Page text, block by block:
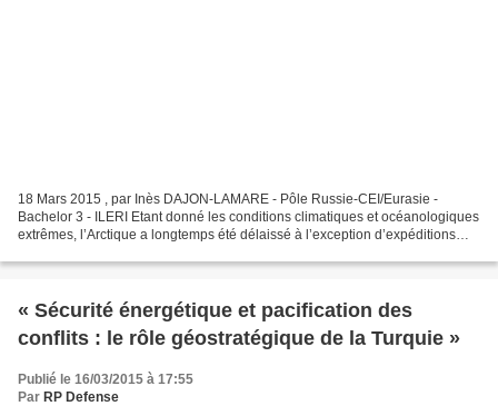
18 Mars 2015 , par Inès DAJON-LAMARE - Pôle Russie-CEI/Eurasie -
Bachelor 3 - ILERI Etant donné les conditions climatiques et océanologiques
extrêmes, l’Arctique a longtemps été délaissé à l’exception d’expéditions
« Sécurité énergétique et pacification des
conflits : le rôle géostratégique de la Turquie »
Publié le 16/03/2015 à 17:55
Par RP Defense